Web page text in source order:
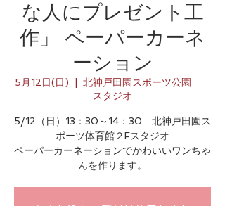
な人にプレゼント工
作」 ペーパーカーネ
ーション
5月12日(日)
北神戸田園スポーツ公園
スタジオ
5/12（日）13：30～14：30 北神戸田園ス
ポーツ体育館２Fスタジオ
ペーパーカーネーションでかわいいワンちゃ
んを作ります。